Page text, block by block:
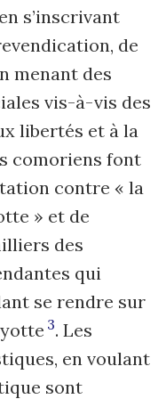
s’inscrivant
de
menant des
vis-à-vis des
libertés et à la
comoriens font
contre « la
» et de
des
qui
se rendre sur
3. Les
en voulant
sont